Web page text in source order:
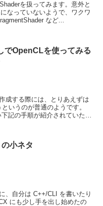
を扱ってみます。意外と
なっていないようで、ワクワ
など...
でOpenCLを使ってみる
成する際には、とりあえずは
いうのが普通のようです。
記の手順が紹介されていたり
小ネタ
、自分は C++/CLI を書いたり
にも少し手を出し始めたの